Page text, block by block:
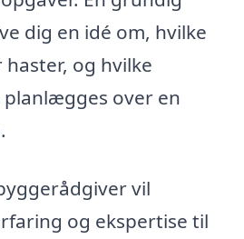
dig en idé om, hvilke
og hvilke
over en
vil
og ekspertise til